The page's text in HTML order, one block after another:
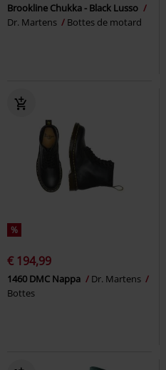
Brookline Chukka - Black Lusso
Dr. Martens
Bottes de motard
%
€ 194,99
1460 DMC Nappa
Dr. Martens
Bottes